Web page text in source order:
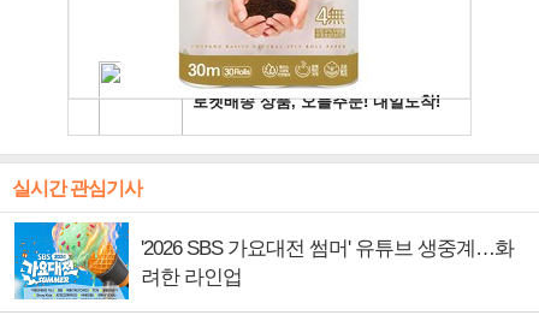
실시간 관심기사
'2026 SBS 가요대전 썸머' 유튜브 생중계…화
려한 라인업